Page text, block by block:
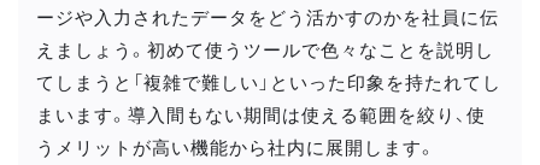
ージや入力されたデータをどう活かすのかを社員に伝
えましょう。初めて使うツールで色々なことを説明し
てしまうと「複雑で難しい」といった印象を持たれてし
まいます。導入間もない期間は使える範囲を絞り、使
うメリットが高い機能から社内に展開します。